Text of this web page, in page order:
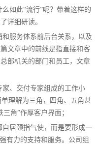
如此“流行”呢？带着这样的
详细研读。
服务体系前后台关系，以及
文章中的前线是指直接和客
部机关的部门和员工，文章
、交付专家组成的工作小
理解为三角，四角、五角甚
角”作厚客户界面；
居颐指气使，而是要形成一
有力的支持和服务。公司组